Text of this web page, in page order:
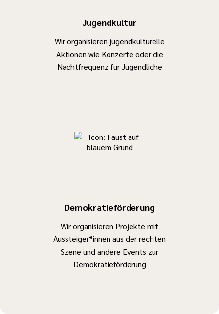
Jugendkultur
Wir organisieren jugendkulturelle
Aktionen wie Konzerte oder die
Nachtfrequenz für Jugendliche
Demokratieförderung
Wir organisieren Projekte mit
Aussteiger*innen aus der rechten
Szene und andere Events zur
Demokratieförderung